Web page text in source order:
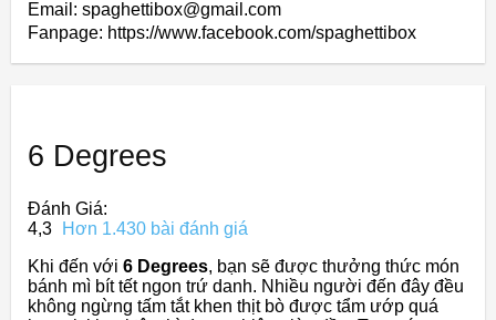
Email: spaghettibox@gmail.com
Fanpage: https://www.facebook.com/spaghettibox
6 Degrees
Đánh Giá:
4,3
Hơn 1.430 bài đánh giá
Khi đến với 6 Degrees, bạn sẽ được thưởng thức món
bánh mì bít tết ngon trứ danh. Nhiều người đến đây đều
không ngừng tấm tắt khen thịt bò được tẩm ướp quá